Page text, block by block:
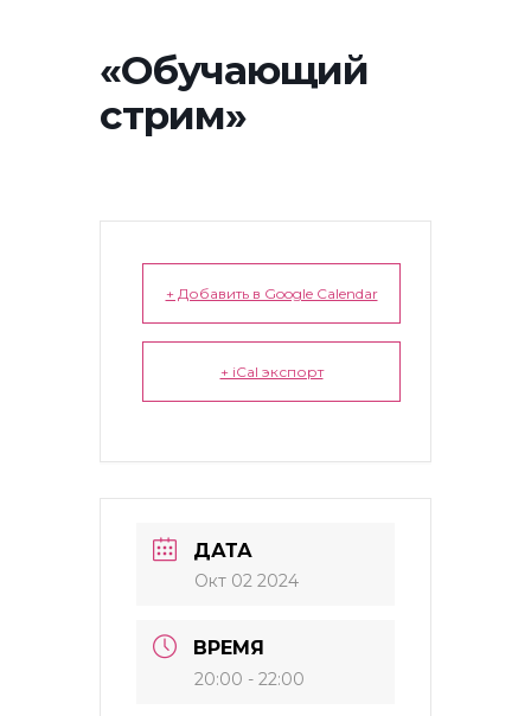
«Обучающий
стрим»
+ Добавить в Google Calendar
+ iCal экспорт
ДАТА
Окт 02 2024
ВРЕМЯ
20:00 - 22:00